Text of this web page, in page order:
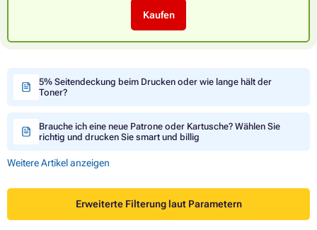
Kaufen
5% Seitendeckung beim Drucken oder wie lange hält der
Toner?
Brauche ich eine neue Patrone oder Kartusche? Wählen Sie
richtig und drucken Sie smart und billig
Weitere Artikel anzeigen
Erweiterte Filterung laut Parametern